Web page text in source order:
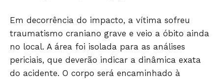
Em decorrência do impacto, a vítima sofreu
traumatismo craniano grave e veio a óbito ainda
no local. A área foi isolada para as análises
periciais, que deverão indicar a dinâmica exata
do acidente. O corpo será encaminhado à